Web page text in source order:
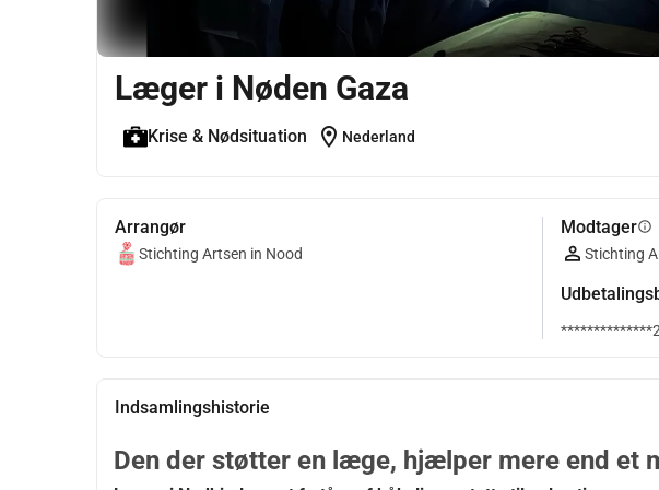
Læger i Nøden Gaza
Krise & Nødsituation location_on Nederland
Arrangør
Stichting Artsen in Nood
Modtagerinfo
Stichting
Indsamlingshistorie
Den der støtter en læge, hjælper mere end et